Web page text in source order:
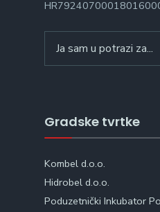
for:
Gradske tvrtke
Kombel d.o.o.
Hidrobel d.o.o.
Poduzetnički Inkubator